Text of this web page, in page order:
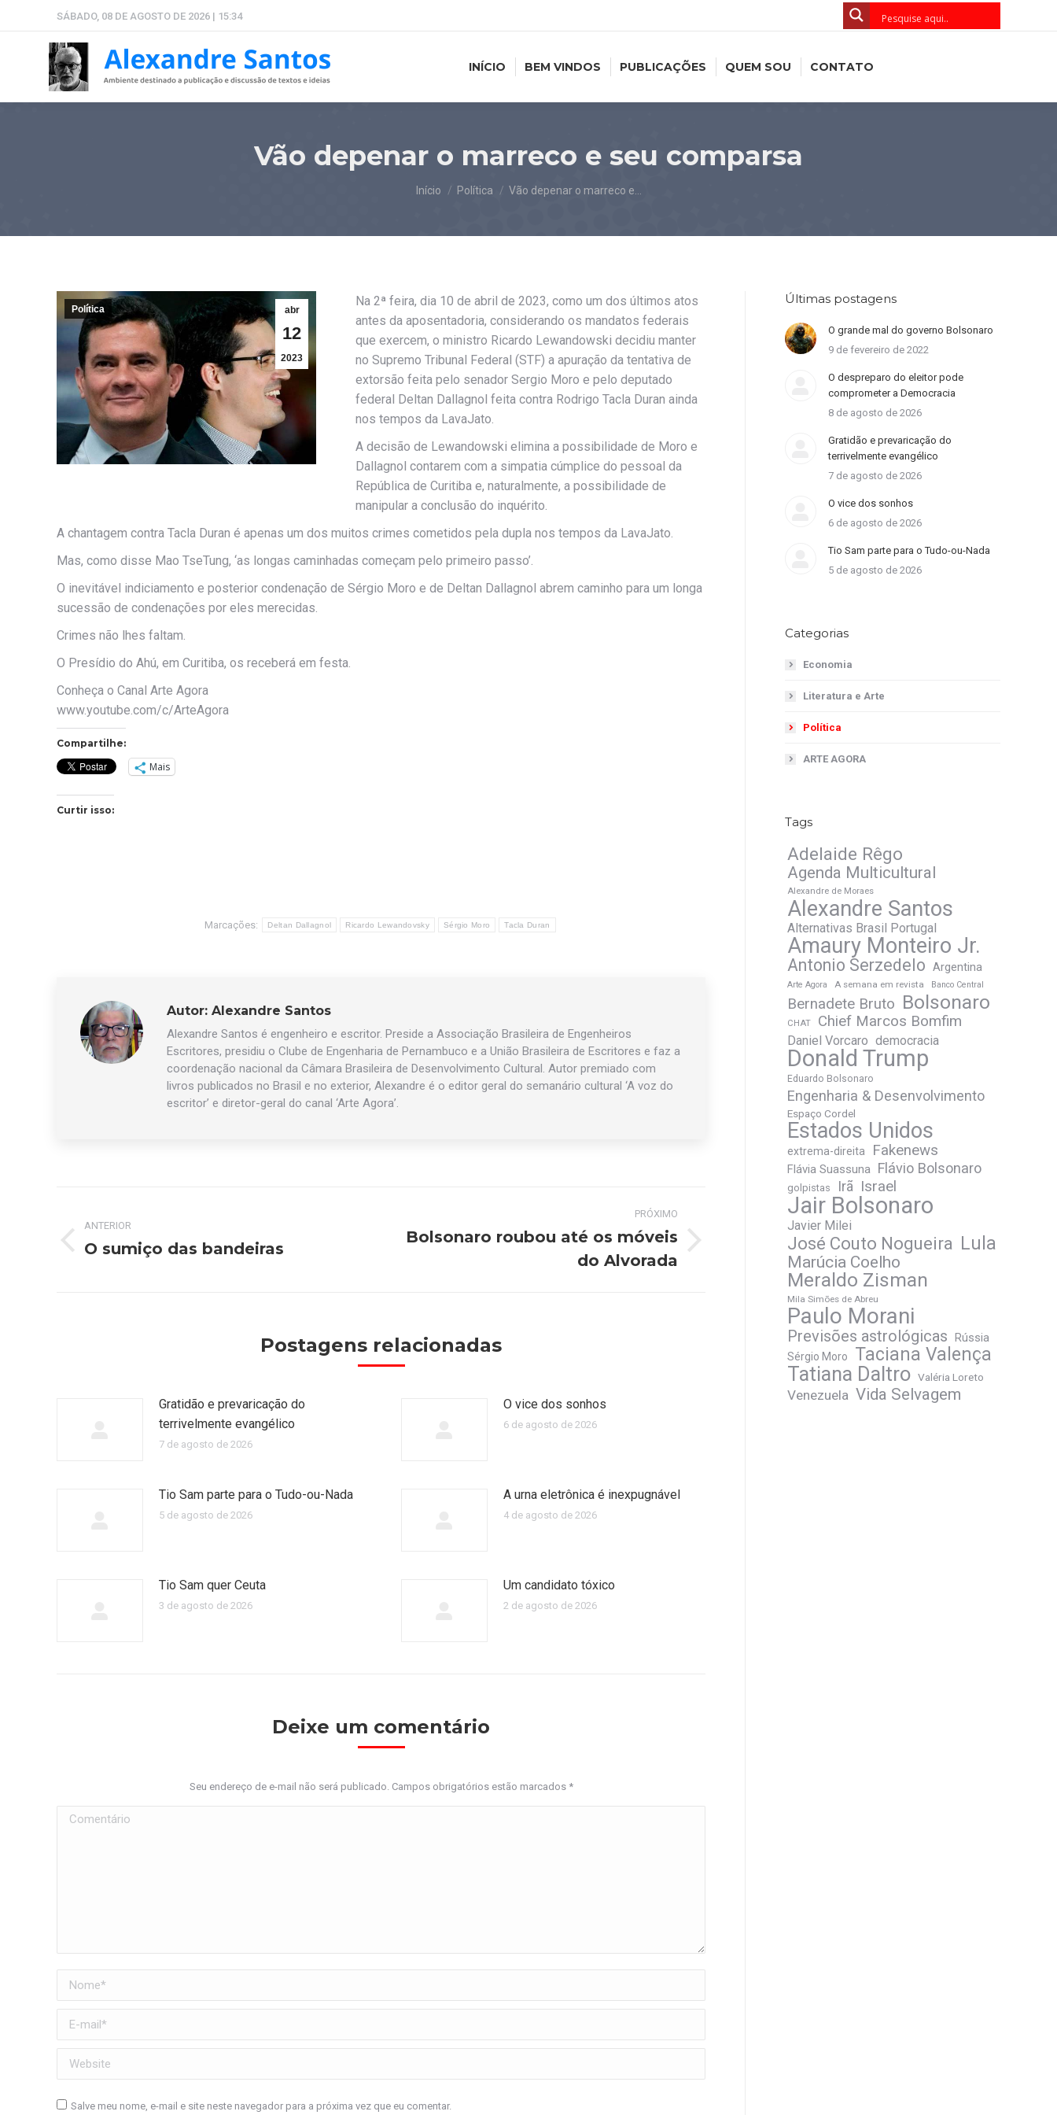
SÁBADO, 08 DE AGOSTO DE 2026 | 15:34
INÍCIO BEM VINDOS PUBLICAÇÕES QUEM SOU CONTATO
Vão depenar o marreco e seu comparsa
Você está aqui:
Início Política Vão depenar o marreco e…
abr
12
2023
Política
Na 2ª feira, dia 10 de abril de 2023, como um dos últimos atos
antes da aposentadoria, considerando os mandatos federais
que exercem, o ministro Ricardo Lewandowski decidiu manter
no Supremo Tribunal Federal (STF) a apuração da tentativa de
extorsão feita pelo senador Sergio Moro e pelo deputado
federal Deltan Dallagnol feita contra Rodrigo Tacla Duran ainda
nos tempos da LavaJato.
A decisão de Lewandowski elimina a possibilidade de Moro e
Dallagnol contarem com a simpatia cúmplice do pessoal da
República de Curitiba e, naturalmente, a possibilidade de
manipular a conclusão do inquérito.
A chantagem contra Tacla Duran é apenas um dos muitos crimes cometidos pela dupla nos tempos da LavaJato.
Mas, como disse Mao TseTung, ‘as longas caminhadas começam pelo primeiro passo’.
O inevitável indiciamento e posterior condenação de Sérgio Moro e de Deltan Dallagnol abrem caminho para um longa
sucessão de condenações por eles merecidas.
Crimes não lhes faltam.
O Presídio do Ahú, em Curitiba, os receberá em festa.
Conheça o Canal Arte Agora
www.youtube.com/c/ArteAgora
Compartilhe:
Mais
Curtir isso:
Marcações: Deltan Dallagnol Ricardo Lewandovsky Sérgio Moro Tacla Duran
Autor: Alexandre Santos
Alexandre Santos é engenheiro e escritor. Preside a Associação Brasileira de Engenheiros
Escritores, presidiu o Clube de Engenharia de Pernambuco e a União Brasileira de Escritores e faz a
coordenação nacional da Câmara Brasileira de Desenvolvimento Cultural. Autor premiado com
livros publicados no Brasil e no exterior, Alexandre é o editor geral do semanário cultural ‘A voz do
escritor’ e diretor-geral do canal ‘Arte Agora’.
deANTERIOR
Post
O sumiço das bandeiras
PRÓXIMO
Bolsonaro roubou até os móveis
do Alvorada
Postagens relacionadas
Gratidão e prevaricação do
terrivelmente evangélico
7 de agosto de 2026
O vice dos sonhos
6 de agosto de 2026
Tio Sam parte para o Tudo-ou-Nada
5 de agosto de 2026
A urna eletrônica é inexpugnável
4 de agosto de 2026
Tio Sam quer Ceuta
3 de agosto de 2026
Um candidato tóxico
2 de agosto de 2026
Deixe um comentário
Seu endereço de e-mail não será publicado. Campos obrigatórios estão marcados *
Comentário
Nome *
E-mail *
Website
Salve meu nome, e-mail e site neste navegador para a próxima vez que eu comentar.
Últimas postagens
O grande mal do governo Bolsonaro
9 de fevereiro de 2022
O despreparo do eleitor pode
comprometer a Democracia
8 de agosto de 2026
Gratidão e prevaricação do
terrivelmente evangélico
7 de agosto de 2026
O vice dos sonhos
6 de agosto de 2026
Tio Sam parte para o Tudo-ou-Nada
5 de agosto de 2026
Categorias
Economia
Literatura e Arte
Política
ARTE AGORA
Tags
Adelaide Rêgo
Agenda Multicultural
Alexandre de Moraes
Alexandre Santos
Alternativas Brasil Portugal
Amaury Monteiro Jr.
Antonio Serzedelo Argentina
Arte Agora A semana em revista Banco Central
Bernadete Bruto Bolsonaro
CHAT Chief Marcos Bomfim
Daniel Vorcaro democracia
Donald Trump
Eduardo Bolsonaro
Engenharia & Desenvolvimento
Espaço Cordel
Estados Unidos
extrema-direita Fakenews
Flávia Suassuna Flávio Bolsonaro
golpistas Irã Israel
Jair Bolsonaro
Javier Milei
José Couto Nogueira Lula
Marúcia Coelho
Meraldo Zisman
Mila Simões de Abreu
Paulo Morani
Previsões astrológicas Rússia
Sérgio Moro Taciana Valença
Tatiana Daltro Valéria Loreto
Venezuela Vida Selvagem